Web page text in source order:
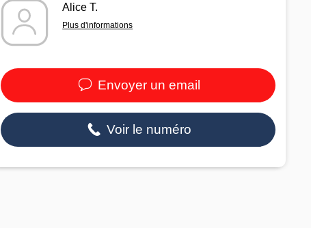
Alice T.
Plus d'informations
Envoyer un email
Voir le numéro